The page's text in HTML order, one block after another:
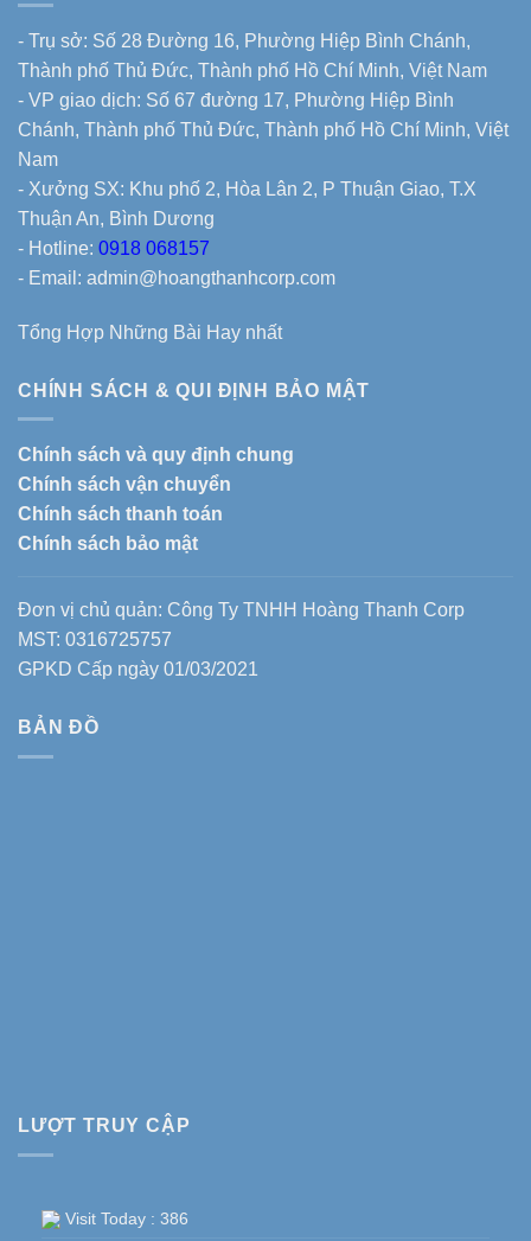
- Trụ sở: Số 28 Đường 16, Phường Hiệp Bình Chánh,
Thành phố Thủ Đức, Thành phố Hồ Chí Minh, Việt Nam
- VP giao dịch: Số 67 đường 17, Phường Hiệp Bình
Chánh, Thành phố Thủ Đức, Thành phố Hồ Chí Minh, Việt
Nam
- Xưởng SX: Khu phố 2, Hòa Lân 2, P Thuận Giao, T.X
Thuận An, Bình Dương
- Hotline: 0918 068157
- Email: admin@hoangthanhcorp.com
Tổng Hợp Những Bài Hay nhất
CHÍNH SÁCH & QUI ĐỊNH BẢO MẬT
Chính sách và quy định chung
Chính sách vận chuyển
Chính sách thanh toán
Chính sách bảo mật
Đơn vị chủ quản: Công Ty TNHH Hoàng Thanh Corp
MST: 0316725757
GPKD Cấp ngày 01/03/2021
BẢN ĐỒ
LƯỢT TRUY CẬP
Visit Today : 386